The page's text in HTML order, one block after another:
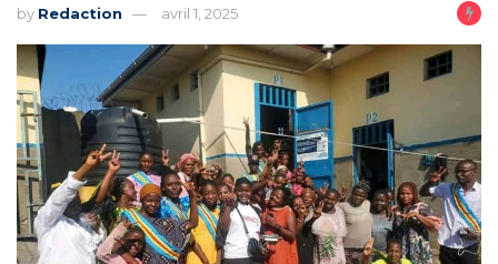
by Redaction avril 1, 2025